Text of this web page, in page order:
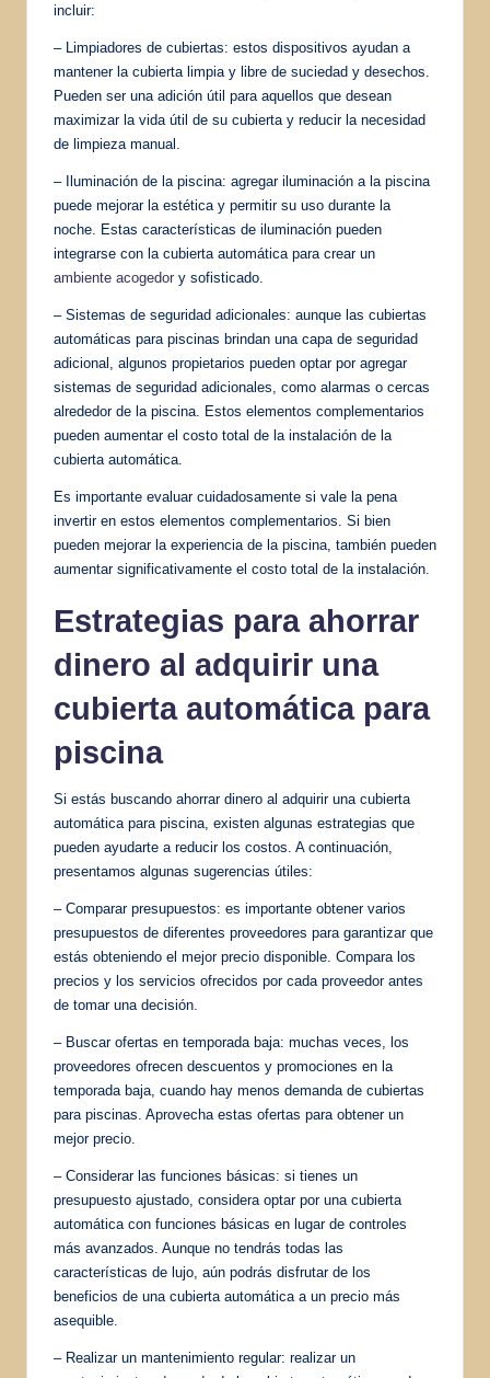
incluir:
– Limpiadores de cubiertas: estos dispositivos ayudan a
mantener la cubierta limpia y libre de suciedad y desechos.
Pueden ser una adición útil para aquellos que desean
maximizar la vida útil de su cubierta y reducir la necesidad
de limpieza manual.
– Iluminación de la piscina: agregar iluminación a la piscina
puede mejorar la estética y permitir su uso durante la
noche. Estas características de iluminación pueden
integrarse con la cubierta automática para crear un
ambiente acogedor y sofisticado.
– Sistemas de seguridad adicionales: aunque las cubiertas
automáticas para piscinas brindan una capa de seguridad
adicional, algunos propietarios pueden optar por agregar
sistemas de seguridad adicionales, como alarmas o cercas
alrededor de la piscina. Estos elementos complementarios
pueden aumentar el costo total de la instalación de la
cubierta automática.
Es importante evaluar cuidadosamente si vale la pena
invertir en estos elementos complementarios. Si bien
pueden mejorar la experiencia de la piscina, también pueden
aumentar significativamente el costo total de la instalación.
Estrategias para ahorrar
dinero al adquirir una
cubierta automática para
piscina
Si estás buscando ahorrar dinero al adquirir una cubierta
automática para piscina, existen algunas estrategias que
pueden ayudarte a reducir los costos. A continuación,
presentamos algunas sugerencias útiles:
– Comparar presupuestos: es importante obtener varios
presupuestos de diferentes proveedores para garantizar que
estás obteniendo el mejor precio disponible. Compara los
precios y los servicios ofrecidos por cada proveedor antes
de tomar una decisión.
– Buscar ofertas en temporada baja: muchas veces, los
proveedores ofrecen descuentos y promociones en la
temporada baja, cuando hay menos demanda de cubiertas
para piscinas. Aprovecha estas ofertas para obtener un
mejor precio.
– Considerar las funciones básicas: si tienes un
presupuesto ajustado, considera optar por una cubierta
automática con funciones básicas en lugar de controles
más avanzados. Aunque no tendrás todas las
características de lujo, aún podrás disfrutar de los
beneficios de una cubierta automática a un precio más
asequible.
– Realizar un mantenimiento regular: realizar un